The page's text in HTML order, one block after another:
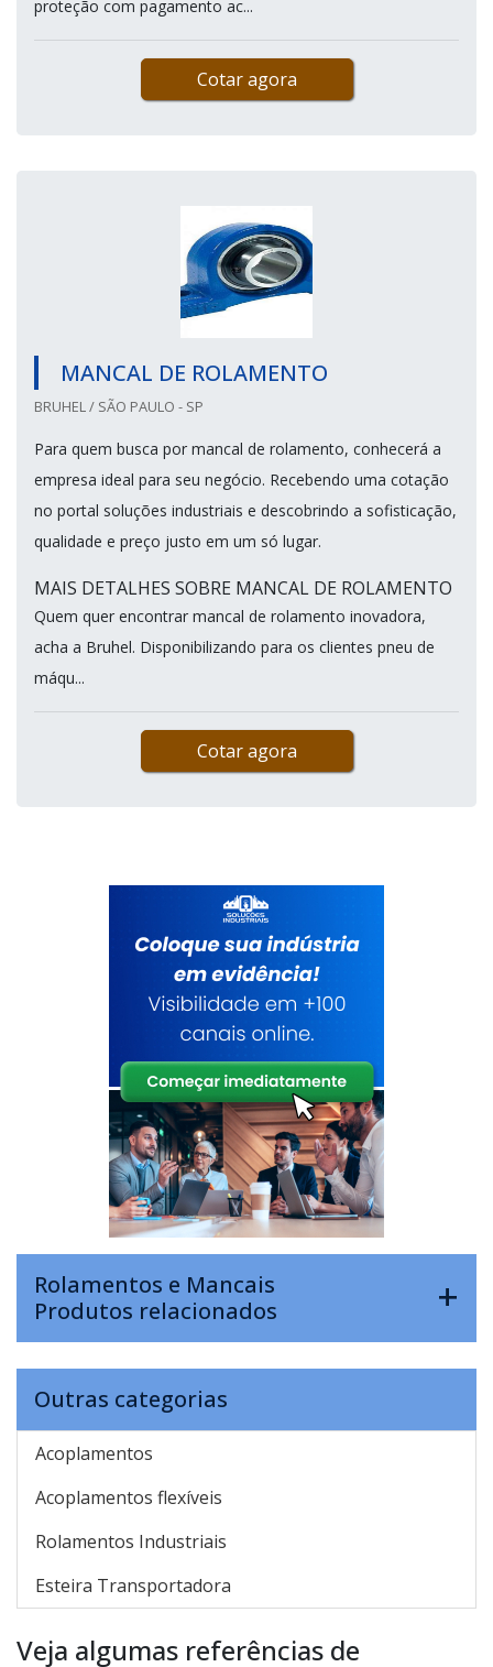
proteção com pagamento ac...
Cotar agora
MANCAL DE ROLAMENTO
BRUHEL / SÃO PAULO - SP
Para quem busca por mancal de rolamento, conhecerá a
empresa ideal para seu negócio. Recebendo uma cotação
no portal soluções industriais e descobrindo a sofisticação,
qualidade e preço justo em um só lugar.
MAIS DETALHES SOBRE MANCAL DE ROLAMENTO
Quem quer encontrar mancal de rolamento inovadora,
acha a Bruhel. Disponibilizando para os clientes pneu de
máqu...
Cotar agora
Rolamentos e Mancais
Produtos relacionados
Outras categorias
Acoplamentos
Acoplamentos flexíveis
Rolamentos Industriais
Esteira Transportadora
Veja algumas referências de